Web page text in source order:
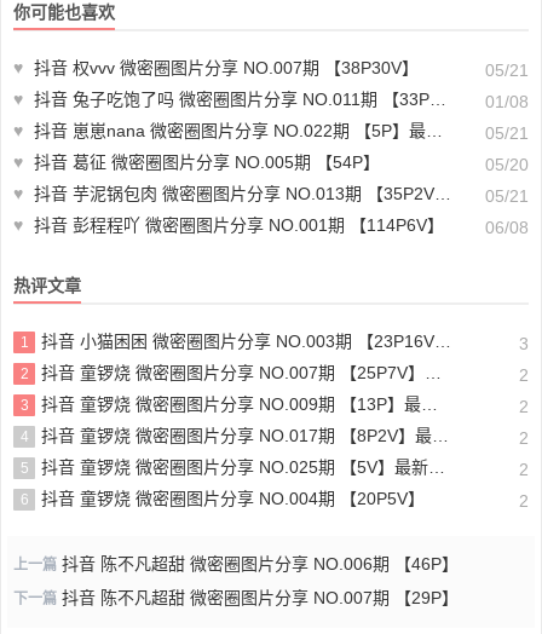
你可能也喜欢
♥ 抖音 权vvv 微密圈图片分享 NO.007期 【38P30V】
05/21
♥ 抖音 兔子吃饱了吗 微密圈图片分享 NO.011期 【33P1V】最新至：2024.11.24
01/08
♥ 抖音 崽崽nana 微密圈图片分享 NO.022期 【5P】最新至：2023.8.17
05/21
♥ 抖音 葛征 微密圈图片分享 NO.005期 【54P】
05/20
♥ 抖音 芋泥锅包肉 微密圈图片分享 NO.013期 【35P2V】最新至：2023.9.11
05/21
♥ 抖音 彭程程吖 微密圈图片分享 NO.001期 【114P6V】 06/08
热评文章
1 抖音 小猫困困 微密圈图片分享 NO.003期 【23P16V】最新至：2025.1.23 3
2 抖音 童锣烧 微密圈图片分享 NO.007期 【25P7V】最新至：2023.10.24 2
3 抖音 童锣烧 微密圈图片分享 NO.009期 【13P】最新至：2023.12.28 2
4 抖音 童锣烧 微密圈图片分享 NO.017期 【8P2V】最新至：2204.11.14 2
5 抖音 童锣烧 微密圈图片分享 NO.025期 【5V】最新至：2025.3.12 2
6 抖音 童锣烧 微密圈图片分享 NO.004期 【20P5V】 2
上一篇 抖音 陈不凡超甜 微密圈图片分享 NO.006期 【46P】
下一篇 抖音 陈不凡超甜 微密圈图片分享 NO.007期 【29P】